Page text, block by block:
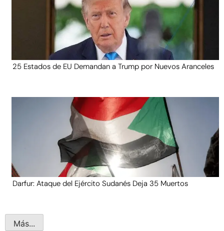
25 Estados de EU Demandan a Trump por Nuevos Aranceles
Darfur: Ataque del Ejército Sudanés Deja 35 Muertos
Más...